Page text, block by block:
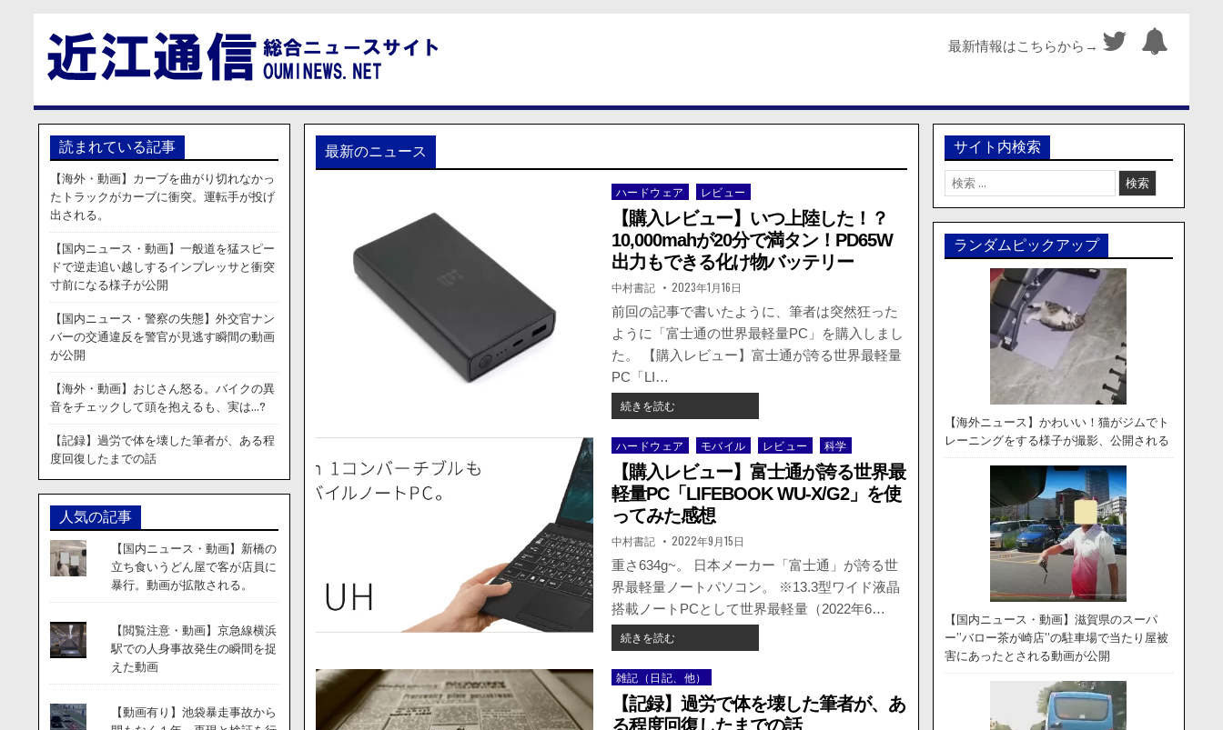
最新情報はこちらから→
最新のニュース
Posted
ハードウェア レビュー
【購入レビュー】いつ上陸した！？
10,000mahが20分で満タン！PD65W
出力もできる化け物バッテリー
著
者:
中村書記 掲
載
日：
2023年1月16日
前回の記事で書いたように、筆者は突然狂った
ように「富士通の世界最軽量PC」を購入しまし
た。 【購入レビュー】富士通が誇る世界最軽量
PC「LI…
続きを読む【購
入
レ
ビ
ュ
ー】
い
つ
上
し
た！？
10,000MAH
が
で
満
タ
Posted
ハードウェア モバイル レビュー 科学
【購入レビュー】富士通が誇る世界最
軽量PC「LIFEBOOK WU-X/G2」を使
ってみた感想
著
者:
中村書記 掲
載
日：
2022年9月15日
重さ634g~。 日本メーカー「富士通」が誇る世
界最軽量ノートパソコン。 ※13.3型ワイド液晶
搭載ノートPCとして世界最軽量（2022年6…
続きを読む【購
入
レ
ビ
ュ
ー】
Posted
雑記（日記、他）
【記録】過労で体を壊した筆者が、あ
る程度回復したまでの話
読まれている記事
【海外・動画】カーブを曲がり切れなかっ
たトラックがカーブに衝突。運転手が投げ
出される。
【国内ニュース・動画】一般道を猛スピー
ドで逆走追い越しするインプレッサと衝突
寸前になる様子が公開
【国内ニュース・警察の失態】外交官ナン
バーの交通違反を警官が見逃す瞬間の動画
が公開
【海外・動画】おじさん怒る。バイクの異
音をチェックして頭を抱えるも、実は…?
【記録】過労で体を壊した筆者が、ある程
度回復したまでの話
人気の記事
【国内ニュース・動画】新橋の
立ち食いうどん屋で客が店員に
暴行。動画が拡散される。
【閲覧注意・動画】京急線横浜
駅での人身事故発生の瞬間を捉
えた動画
【動画有り】池袋暴走事故から
サイト内検索
検
索:
ランダムピックアップ
【海外ニュース】かわいい！猫がジムでト
レーニングをする様子が撮影、公開される
【国内ニュース・動画】滋賀県のスーパ
ー”バロー茶が崎店”の駐車場で当たり屋被
害にあったとされる動画が公開